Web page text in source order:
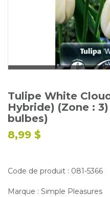
Service
Tulipe White
Hybride) (Zone :
bulbes)
8,99 $
Code de produit : 081-5366
Marque : Simple Pleasures